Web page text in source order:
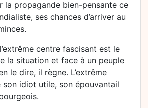
la propagande bien-pensante ce
ses chances d’arriver au
centre fascisant est le
la situation et face à un peuple
le dire, il règne. L’extrême
son idiot utile, son épouvantail